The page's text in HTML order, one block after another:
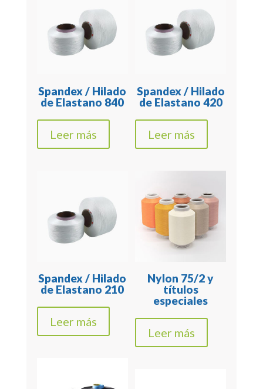
Spandex / Hilado
de Elastano 840
Leer más
Spandex / Hilado
de Elastano 420
Leer más
Spandex / Hilado
de Elastano 210
Leer más
Nylon 75/2 y
títulos
especiales
Leer más